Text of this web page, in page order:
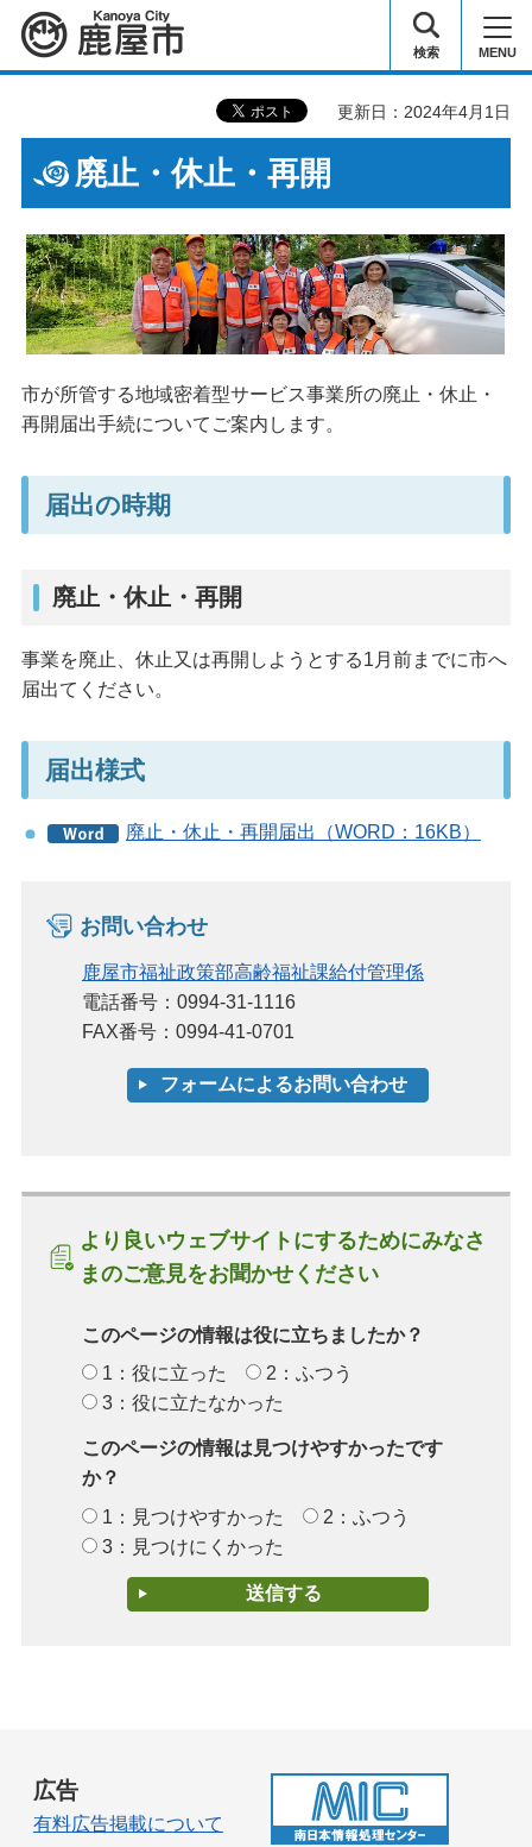
鹿屋市 検索 MENU
更新日：2024年4月1日
廃止・休止・再開
市が所管する地域密着型サービス事業所の廃止・休止・
再開届出手続についてご案内します。
届出の時期
廃止・休止・再開
事業を廃止、休止又は再開しようとする1月前までに市へ
届出てください。
届出様式
廃止・休止・再開届出（WORD：16KB）
お問い合わせ
鹿屋市福祉政策部高齢福祉課給付管理係
電話番号：0994-31-1116
FAX番号：0994-41-0701
より良いウェブサイトにするためにみなさ
まのご意見をお聞かせください
このページの情報は役に立ちましたか？
1：役に立った
2：ふつう
3：役に立たなかった
このページの情報は見つけやすかったです
か？
1：見つけやすかった
2：ふつう
3：見つけにくかった
広告
有料広告掲載について